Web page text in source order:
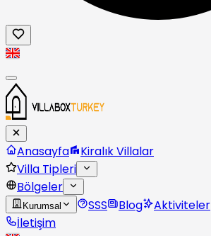
Anasayfa
Kiralık Villalar
Villa Tipleri
Bölgeler
Kurumsal SSS Blog
Aktiviteler
İletişim